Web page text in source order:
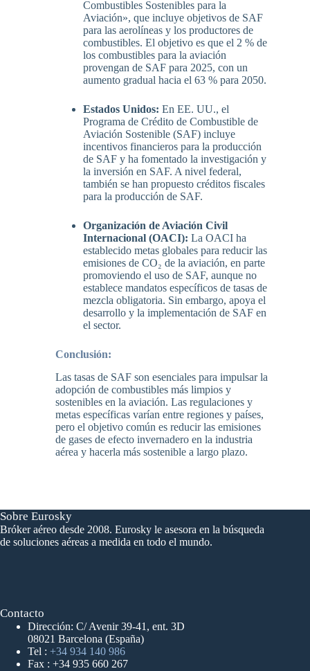
Combustibles Sostenibles para la
Aviación», que incluye objetivos de SAF
para las aerolíneas y los productores de
combustibles. El objetivo es que el 2 % de
los combustibles para la aviación
provengan de SAF para 2025, con un
aumento gradual hacia el 63 % para 2050.
Estados Unidos: En EE. UU., el
Programa de Crédito de Combustible de
Aviación Sostenible (SAF) incluye
incentivos financieros para la producción
de SAF y ha fomentado la investigación y
la inversión en SAF. A nivel federal,
también se han propuesto créditos fiscales
para la producción de SAF.
Organización de Aviación Civil
Internacional (OACI): La OACI ha
establecido metas globales para reducir las
emisiones de CO₂ de la aviación, en parte
promoviendo el uso de SAF, aunque no
establece mandatos específicos de tasas de
mezcla obligatoria. Sin embargo, apoya el
desarrollo y la implementación de SAF en
el sector.
Conclusión:
Las tasas de SAF son esenciales para impulsar la
adopción de combustibles más limpios y
sostenibles en la aviación. Las regulaciones y
metas específicas varían entre regiones y países,
pero el objetivo común es reducir las emisiones
de gases de efecto invernadero en la industria
aérea y hacerla más sostenible a largo plazo.
Sobre Eurosky
Bróker aéreo desde 2008. Eurosky le asesora en la búsqueda
de soluciones aéreas a medida en todo el mundo.
Contacto
Dirección: C/ Avenir 39-41, ent. 3D
08021 Barcelona (España)
Tel : +34 934 140 986
Fax : +34 935 660 267